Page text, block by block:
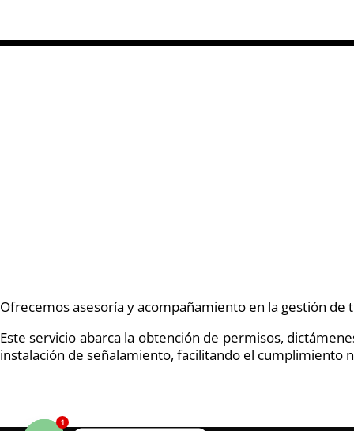
Ofrecemos asesoría y acompañamiento en la gestión
Este servicio abarca la obtención de permisos,
instalación de señalamiento, facilitando el cumplimiento
1